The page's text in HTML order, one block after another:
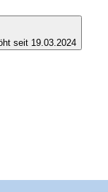
seit 19.03.2024